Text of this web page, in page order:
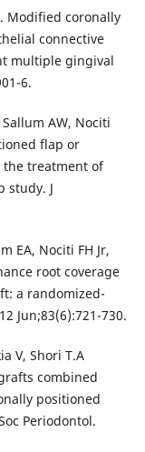
Modified coronally
connective
multiple gingival
6.
AW, Nociti
flap or
treatment of
study. J
EA, Nociti FH Jr,
root coverage
a randomized-
Jun;83(6):721-730.
V, Shori T.A
combined
positioned
Periodontol.